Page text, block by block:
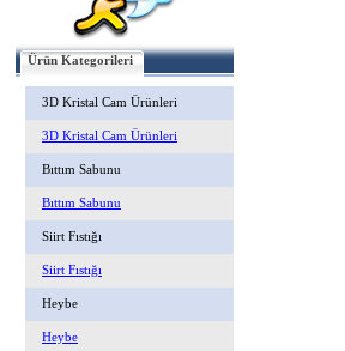
Ürün Kategorileri
3D Kristal Cam Ürünleri
3D Kristal Cam Ürünleri
Bıttım Sabunu
Bıttım Sabunu
Siirt Fıstığı
Siirt Fıstığı
Heybe
Heybe